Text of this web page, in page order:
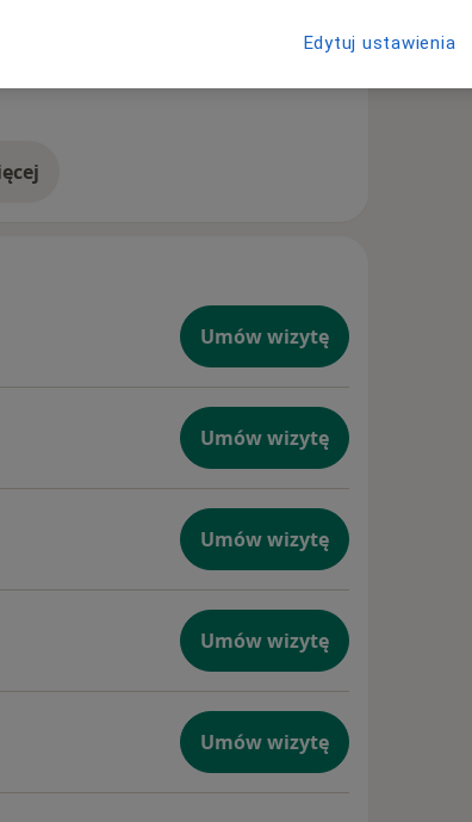
Umów wizytę
Umów wizytę
Umów wizytę
Umów wizytę
Umów wizytę
Edytuj ustawienia